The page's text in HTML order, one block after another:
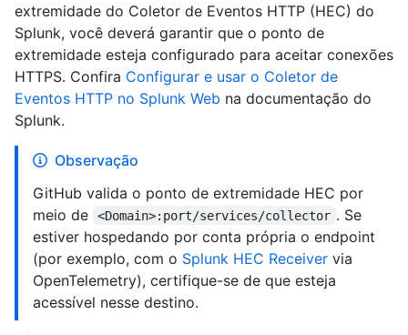
extremidade do Coletor de Eventos HTTP (HEC) do
Splunk, você deverá garantir que o ponto de
extremidade esteja configurado para aceitar conexões
HTTPS. Confira Configurar e usar o Coletor de
Eventos HTTP no Splunk Web na documentação do
Splunk.
Observação
GitHub valida o ponto de extremidade HEC por
meio de
<Domain>:port/services/collector . Se
estiver hospedando por conta própria o endpoint
(por exemplo, com o Splunk HEC Receiver via
OpenTelemetry), certifique-se de que esteja
acessível nesse destino.